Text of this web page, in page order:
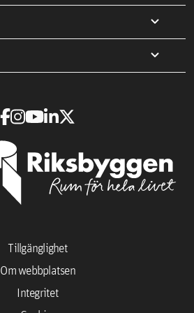
expand_more
expand_more
Integritet
Om webbplatsen
Tillgänglighet